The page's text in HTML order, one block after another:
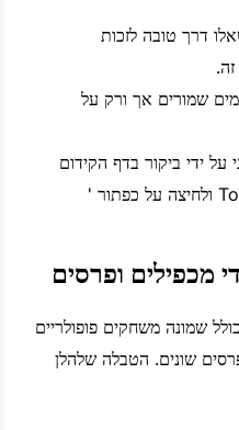
דרך טובה לזכות
שמורים אך ורק על
ידי ביקור בדף הקידום
מכפילים ופרסים
טורניר BC.GAME Top Games כולל שמונה משחקים פופולריים
שונים. הטבלה שלהלן